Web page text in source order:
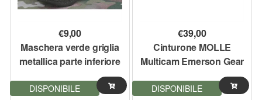
€9,00
Maschera verde griglia
metallica parte inferiore
viso EmersonGear
DISPONIBILE
€39,00
Cinturone MOLLE
Multicam Emerson Gear
DISPONIBILE